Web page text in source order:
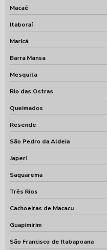
Macaé
Itaboraí
Maricá
Barra Mansa
Mesquita
Rio das Ostras
Queimados
Resende
São Pedro da Aldeia
Japeri
Saquarema
Três Rios
Cachoeiras de Macacu
Guapimirim
São Francisco de Itabapoana